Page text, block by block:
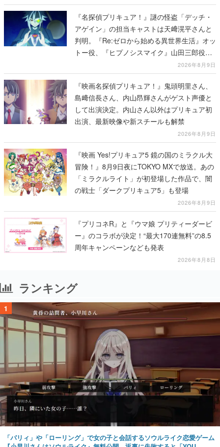
『名探偵プリキュア！』謎の怪盗「デッチ・
アゲイン」の担当キャストは天﨑滉平さんと
判明。『Re:ゼロから始める異世界生活』オッ
トー役、『ヒプノシスマイク』山田三郎役な
2026年8月9日
『映画名探偵プリキュア！』鬼頭明里さん、
島﨑信長さん、内山昂輝さんがゲスト声優と
して出演決定。内山さん以外はプリキュア初
出演、最新映像や新スチールも解禁
2026年8月9日
『映画 Yes!プリキュア5 鏡の国のミラクル大
冒険！』8月9日夜にTOKYO MXで放送。あの
「ミラクルライト」が初登場した作品で、闇
の戦士「ダークプリキュア5」も登場
2026年8月9日
『プリコネR』と『ウマ娘 プリティーダービ
ー』のコラボが決定！“最大170連無料”の8.5
周年キャンペーンなども発表
2026年8月8日
ランキング
1
「パリィ」や「ローリング」で女の子と会話するソウルライク恋愛ゲーム